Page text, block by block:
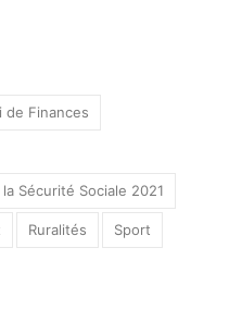
de Finances
Sécurité Sociale 2021
Ruralités Sport